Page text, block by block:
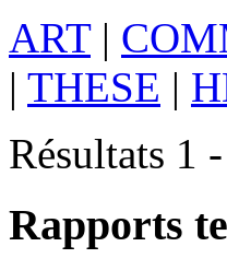
ART|
| THESE |
Résultats 1
Rapports